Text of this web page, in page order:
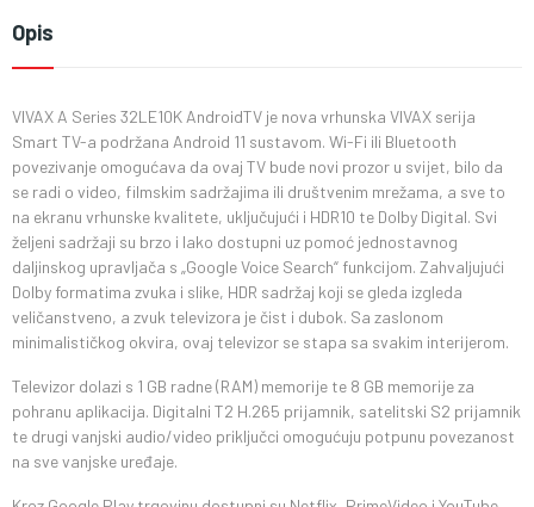
Opis
VIVAX A Series 32LE10K AndroidTV je nova vrhunska VIVAX serija
Smart TV-a podržana Android 11 sustavom. Wi-Fi ili Bluetooth
povezivanje omogućava da ovaj TV bude novi prozor u svijet, bilo da
se radi o video, filmskim sadržajima ili društvenim mrežama, a sve to
na ekranu vrhunske kvalitete, uključujući i HDR10 te Dolby Digital. Svi
željeni sadržaji su brzo i lako dostupni uz pomoć jednostavnog
daljinskog upravljača s „Google Voice Search“ funkcijom. Zahvaljujući
Dolby formatima zvuka i slike, HDR sadržaj koji se gleda izgleda
veličanstveno, a zvuk televizora je čist i dubok. Sa zaslonom
minimalističkog okvira, ovaj televizor se stapa sa svakim interijerom.
Televizor dolazi s 1 GB radne (RAM) memorije te 8 GB memorije za
pohranu aplikacija. Digitalni T2 H.265 prijamnik, satelitski S2 prijamnik
te drugi vanjski audio/video priključci omogućuju potpunu povezanost
na sve vanjske uređaje.